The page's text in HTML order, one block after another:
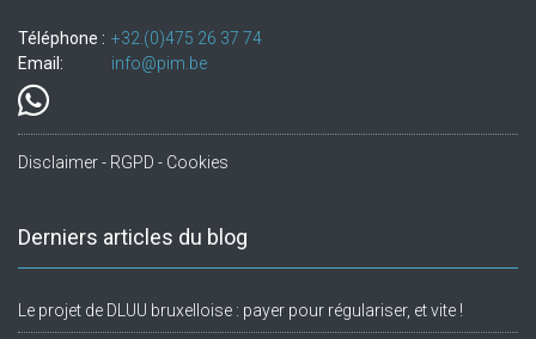
Téléphone : +32.(0)475 26 37 74
Email:
info@pim.be
Disclaimer - RGPD - Cookies
Derniers articles du blog
Le projet de DLUU bruxelloise : payer pour régulariser, et vite !